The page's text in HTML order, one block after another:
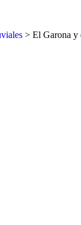
> El Garona y